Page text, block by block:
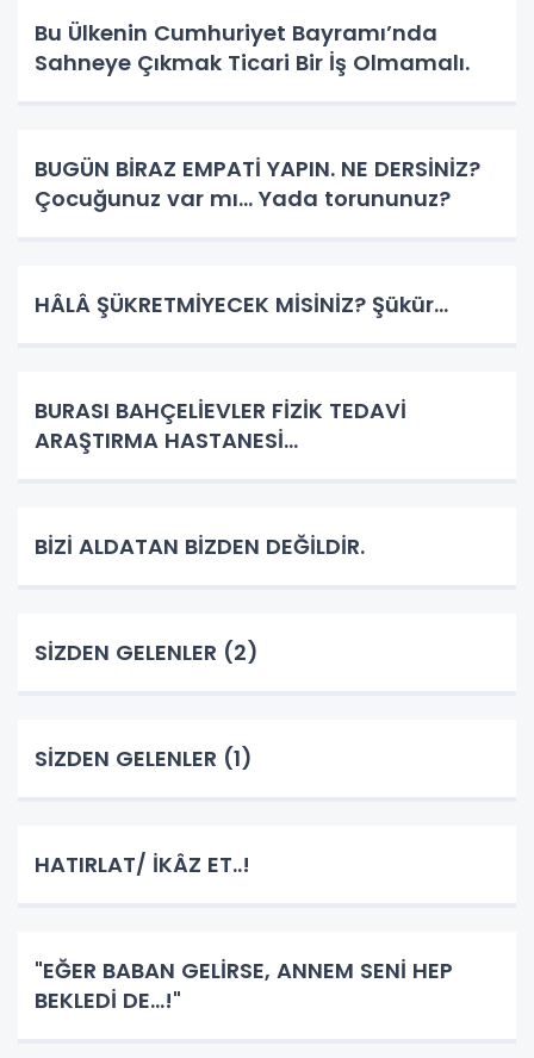
Bu Ülkenin Cumhuriyet Bayramı’nda
Sahneye Çıkmak Ticari Bir İş Olmamalı.
BUGÜN BİRAZ EMPATİ YAPIN. NE DERSİNİZ?
Çocuğunuz var mı... Yada torununuz?
HÂLÂ ŞÜKRETMİYECEK MİSİNİZ? Şükür...
BURASI BAHÇELİEVLER FİZİK TEDAVİ
ARAŞTIRMA HASTANESİ...
BİZİ ALDATAN BİZDEN DEĞİLDİR.
SİZDEN GELENLER (2)
SİZDEN GELENLER (1)
HATIRLAT/ İKÂZ ET..!
"EĞER BABAN GELİRSE, ANNEM SENİ HEP
BEKLEDİ DE...!"